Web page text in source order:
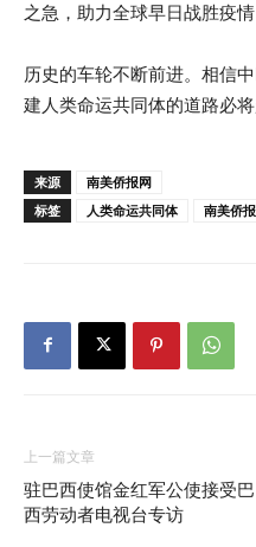
之急，助力全球早日战胜疫情
历史的车轮不断前进。相信
建人类命运共同体的道路必将
来源
南美侨报网
标签
人类命运共同体 南美侨报
上一篇文章
驻巴西使馆金红军公使接受巴
西劳动者电视台专访